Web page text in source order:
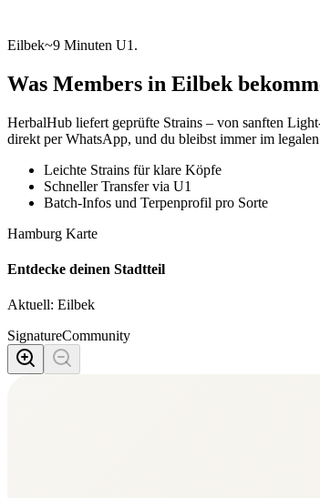
Eilbek~9 Minuten U1.
Was Members in Eilbek
HerbalHub liefert geprüfte Strains – von sanften
direkt per WhatsApp, und du bleibst immer im legalen
Leichte Strains für klare Köpfe
Schneller Transfer via U1
Batch-Infos und Terpenprofil pro Sorte
Hamburg Karte
Entdecke deinen Stadtteil
Aktuell: Eilbek
SignatureCommunity